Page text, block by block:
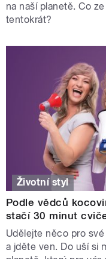
na naší planetě. Co
tentokrát?
Životní styl
Podle vědců
stačí 30 minut
Udělejte něco pro
a jděte ven. Do uší si